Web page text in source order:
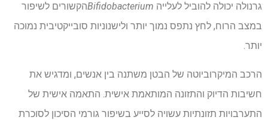
גרנולה יכולה להוביל לעלייה Bifidobacteriumהקשורים לשיפור
במצב הרוח, לחץ נתפס נמוך יותר ולישנוניות סובייקטיבית נמוכה
יותר.
הרכב המיקרוביוטה של הבטן משתנה בין אנשים, ומדגיש את
חשיבות הדיוק והתזונה המותאמת אישית. התאמה אישית של
התערבויות תזונתיות עשויה לסייע בשיפור גורמי הסיכון לסוכרת